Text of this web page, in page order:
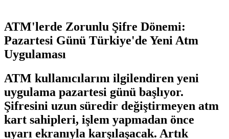
ATM'lerde Zorunlu Şifre Dönemi:
Pazartesi Günü Türkiye'de Yeni Atm
Uygulaması
ATM kullanıcılarını ilgilendiren yeni
uygulama pazartesi günü başlıyor.
Şifresini uzun süredir değiştirmeyen atm
kart sahipleri, işlem yapmadan önce
uyarı ekranıyla karşılaşacak. Artık